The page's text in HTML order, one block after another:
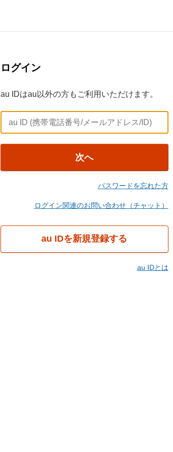
ログイン
au IDはau以外の方もご利用いただけます。
次へ
パスワードを忘れた方
ログイン関連のお問い合わせ（チャット）
au IDを新規登録する
au IDとは